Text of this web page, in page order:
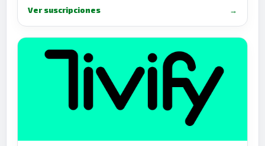
Ver suscripciones →